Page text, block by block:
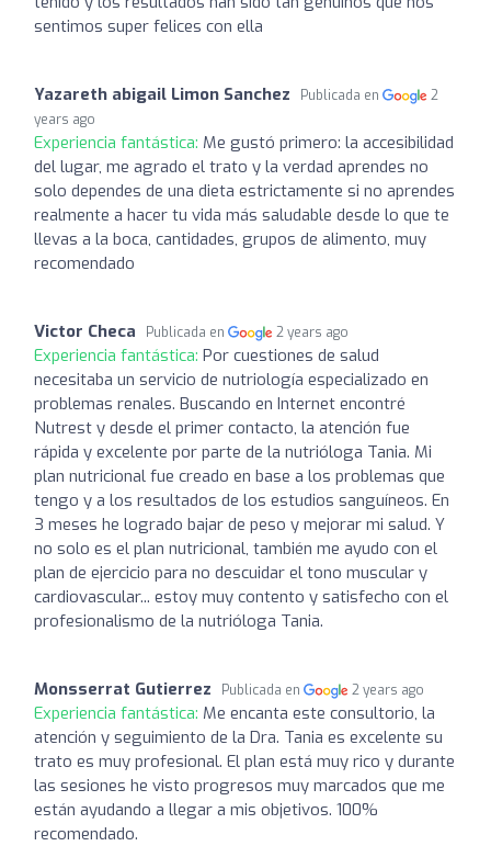
sentimos super felices con ella
Yazareth abigail Limon Sanchez Publicada en
2
years ago
Experiencia fantástica: Me gustó primero: la accesibilidad
del lugar, me agrado el trato y la verdad aprendes no
solo dependes de una dieta estrictamente si no aprendes
realmente a hacer tu vida más saludable desde lo que te
llevas a la boca, cantidades, grupos de alimento, muy
recomendado
Victor Checa Publicada en 2 years ago
Experiencia fantástica: Por cuestiones de salud
necesitaba un servicio de nutriología especializado en
problemas renales. Buscando en Internet encontré
Nutrest y desde el primer contacto, la atención fue
rápida y excelente por parte de la nutrióloga Tania. Mi
plan nutricional fue creado en base a los problemas que
tengo y a los resultados de los estudios sanguíneos. En
3 meses he logrado bajar de peso y mejorar mi salud. Y
no solo es el plan nutricional, también me ayudo con el
plan de ejercicio para no descuidar el tono muscular y
cardiovascular... estoy muy contento y satisfecho con el
profesionalismo de la nutrióloga Tania.
Monsserrat Gutierrez Publicada en 2 years ago
Experiencia fantástica: Me encanta este consultorio, la
atención y seguimiento de la Dra. Tania es excelente su
trato es muy profesional. El plan está muy rico y durante
las sesiones he visto progresos muy marcados que me
están ayudando a llegar a mis objetivos. 100%
recomendado.